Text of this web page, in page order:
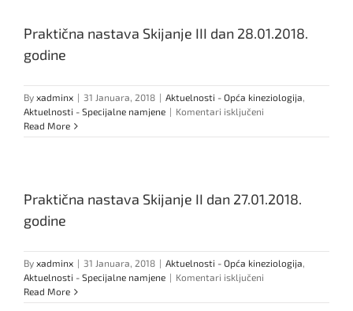
Praktična nastava Skijanje III dan 28.01.2018.
godine
By xadminx | 31 Januara, 2018 | Aktuelnosti - Opća kineziologija
Aktuelnosti - Specijalne namjene | Komentari isključeni
nastava
28.01.2018.
Read More
Praktična nastava Skijanje II dan 27.01.2018.
godine
By xadminx | 31 Januara, 2018 | Aktuelnosti - Opća kineziologija
Aktuelnosti - Specijalne namjene | Komentari isključeni
nastava
Read More